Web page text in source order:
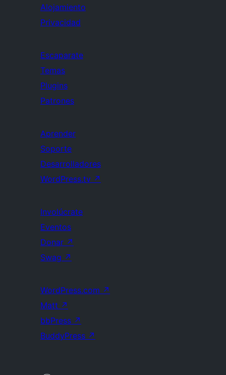
Alojamiento
Privacidad
Escaparate
Temas
Plugins
Patrones
Aprender
Soporte
Desarrolladores
WordPress.tv ↗
Involúcrate
Eventos
Donar ↗
Swag ↗
WordPress.com ↗
Matt ↗
bbPress ↗
BuddyPress ↗